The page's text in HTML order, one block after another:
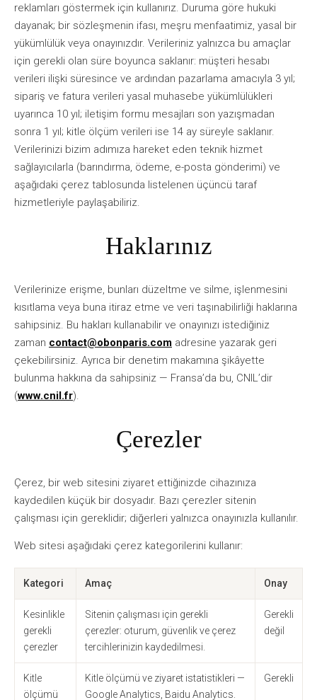
reklamları göstermek için kullanırız. Duruma göre hukuki
dayanak; bir sözleşmenin ifası, meşru menfaatimiz, yasal bir
yükümlülük veya onayınızdır. Verileriniz yalnızca bu amaçlar
için gerekli olan süre boyunca saklanır: müşteri hesabı
verileri ilişki süresince ve ardından pazarlama amacıyla 3 yıl;
sipariş ve fatura verileri yasal muhasebe yükümlülükleri
uyarınca 10 yıl; iletişim formu mesajları son yazışmadan
sonra 1 yıl; kitle ölçüm verileri ise 14 ay süreyle saklanır.
Verilerinizi bizim adımıza hareket eden teknik hizmet
sağlayıcılarla (barındırma, ödeme, e-posta gönderimi) ve
aşağıdaki çerez tablosunda listelenen üçüncü taraf
hizmetleriyle paylaşabiliriz.
Haklarınız
Verilerinize erişme, bunları düzeltme ve silme, işlenmesini
kısıtlama veya buna itiraz etme ve veri taşınabilirliği haklarına
sahipsiniz. Bu hakları kullanabilir ve onayınızı istediğiniz
zaman contact@obonparis.com adresine yazarak geri
çekebilirsiniz. Ayrıca bir denetim makamına şikâyette
bulunma hakkına da sahipsiniz — Fransa’da bu, CNIL’dir
(www.cnil.fr).
Çerezler
Çerez, bir web sitesini ziyaret ettiğinizde cihazınıza
kaydedilen küçük bir dosyadır. Bazı çerezler sitenin
çalışması için gereklidir; diğerleri yalnızca onayınızla kullanılır.
Web sitesi aşağıdaki çerez kategorilerini kullanır:
Kategori Amaç Onay
Kesinlikle
gerekli
çerezler
Sitenin çalışması için gerekli
çerezler: oturum, güvenlik ve çerez
tercihlerinizin kaydedilmesi.
Gerekli
değil
Kitle
ölçümü
Kitle ölçümü ve ziyaret istatistikleri —
Google Analytics, Baidu Analytics.
Gerekli